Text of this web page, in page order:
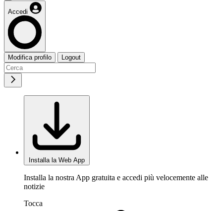
Accedi
Modifica profilo Logout
Installa la Web App
Installa la nostra App gratuita e accedi più velocemente alle
notizie
Tocca